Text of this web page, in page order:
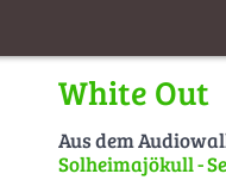
White Out
Aus dem
Solheimajökull -